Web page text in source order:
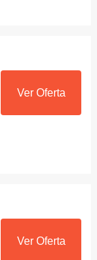
Ver Oferta
Ver Oferta